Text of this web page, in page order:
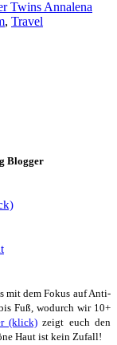
Twins Annalena
, Travel
Blogger
mit dem Fokus auf Anti-
Fuß, wodurch wir 10+
(klick) zeigt euch den
Haut ist kein Zufall!